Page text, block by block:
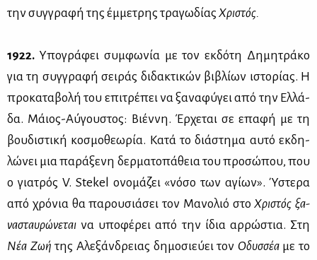
την συγ­γρα­φή της έμ­με­τρης τρα­γω­δί­ας Χρι­στός.
1922. Υπο­γρά­φει συμ­φω­νία με τον εκ­δό­τη Δη­μη­τρά­κο
για τη συγ­γρα­φή σει­ράς δι­δα­κτι­κών βι­βλί­ων ιστο­ρί­ας. Η
προ­κα­τα­βο­λή του επι­τρέ­πει να ξα­να­φύ­γει από την Ελ­λά­
δα. Μάιος-Αύ­γου­στος: Βιέν­νη. Έρ­χε­ται σε επα­φή με τη
βου­δι­στι­κή κο­σμο­θε­ω­ρία. Κα­τά το διά­στη­μα αυ­τό εκ­δη­
λώ­νει μια πα­ρά­ξε­νη δερ­μα­το­πά­θεια του προ­σώ­που, που
ο για­τρός V. Stekel ονο­μά­ζει «νό­σο των αγί­ων». Ύστε­ρα
από χρό­νια θα πα­ρου­σιά­σει τον Μα­νο­λιό στοΧρι­στός ξα­
να­σταυ­ρώ­νε­ται να υπο­φέ­ρει από την ίδια αρ­ρώ­στια. Στη
Νέα Ζωήτης Αλε­ξάν­δρειας δη­μο­σιεύ­ει τον Οδυσ­σέαμε το